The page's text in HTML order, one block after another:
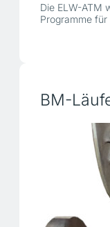
Die ELW-ATM
Programme
BM-